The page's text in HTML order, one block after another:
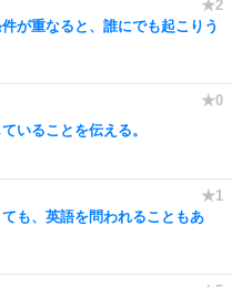
が重なると、誰にでも起こりう
いることを伝える。
も、英語を問われることもあ